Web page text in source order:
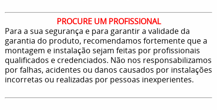
PROCURE UM PROFISSIONAL
Para a sua segurança e para garantir a validade da
garantia do produto, recomendamos fortemente que a
montagem e instalação sejam feitas por profissionais
qualificados e credenciados. Não nos responsabilizamos
por falhas, acidentes ou danos causados por instalações
incorretas ou realizadas por pessoas inexperientes.